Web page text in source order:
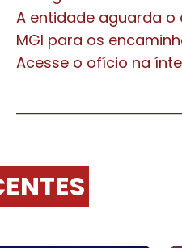
A entidade aguarda
MGI para os
Acesse o ofício na